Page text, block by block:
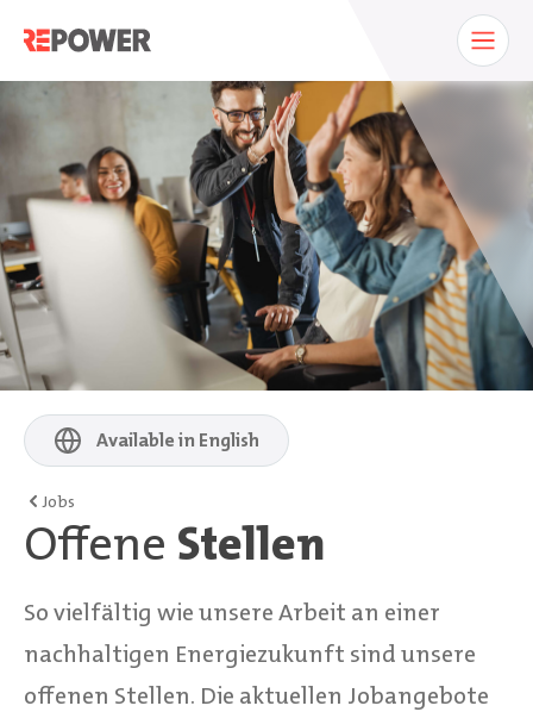
Available in English
Jobs
Offene Stellen
So vielfältig wie unsere Arbeit an einer
nachhaltigen Energiezukunft sind unsere
offenen Stellen. Die aktuellen Jobangebote